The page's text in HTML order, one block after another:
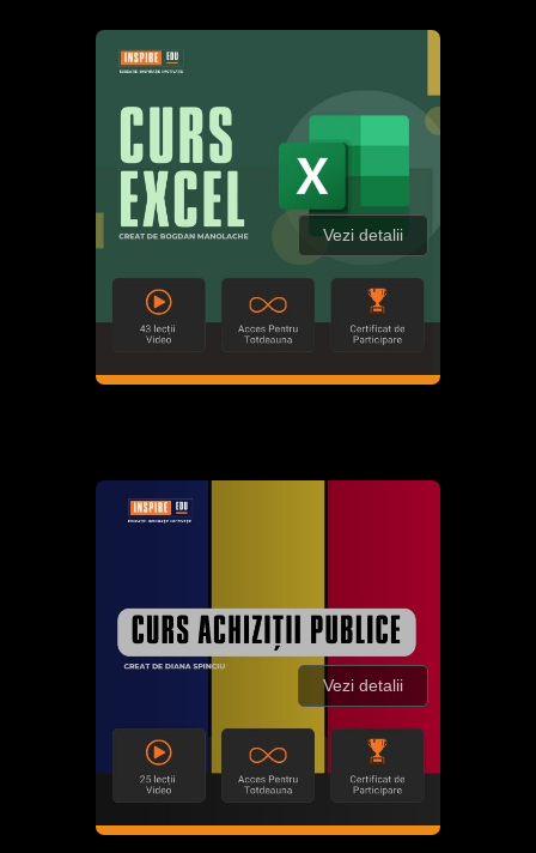
Vezi detalii
Vezi detalii